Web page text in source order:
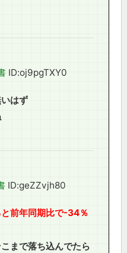
ID:oj9pgTXY0
はず
ID:geZZvjh80
前年同期比で-34％
まで落ち込んでたら